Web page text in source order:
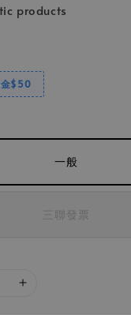
products
$50
一般
三聯發票